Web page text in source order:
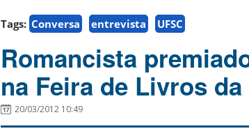
Tags: Conversa entrevista UFSC
Romancista
na Feira de Livros da
20/03/2012 10:49